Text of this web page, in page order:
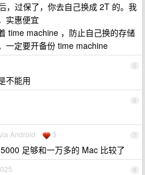
，过保了，你去自己换成 2T 的。我
实惠便宜
time machine ，防止自己换的存储
一定要开备份 time machine
5
不能用
6
7
Android 3
足够和一万多的 Mac 比较了
8